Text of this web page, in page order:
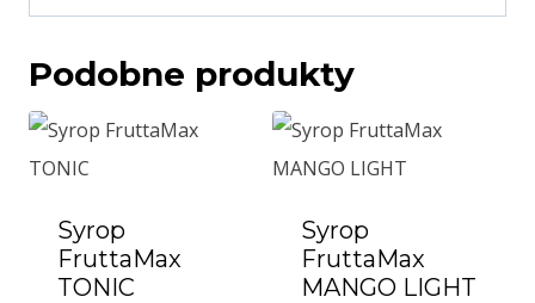
Podobne produkty
Syrop
FruttaMax
TONIC
Syrop
FruttaMax
MANGO LIGHT